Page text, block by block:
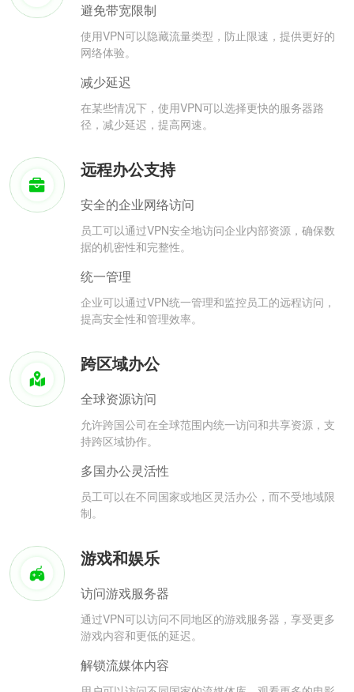
避免带宽限制
使用VPN可以隐藏流量类型，防止限速，提供更好的
网络体验。
减少延迟
在某些情况下，使用VPN可以选择更快的服务器路
径，减少延迟，提高网速。
远程办公支持
安全的企业网络访问
员工可以通过VPN安全地访问企业内部资源，确保数
据的机密性和完整性。
统一管理
企业可以通过VPN统一管理和监控员工的远程访问，
提高安全性和管理效率。
跨区域办公
全球资源访问
允许跨国公司在全球范围内统一访问和共享资源，支
持跨区域协作。
多国办公灵活性
员工可以在不同国家或地区灵活办公，而不受地域限
制。
游戏和娱乐
访问游戏服务器
通过VPN可以访问不同地区的游戏服务器，享受更多
游戏内容和更低的延迟。
解锁流媒体内容